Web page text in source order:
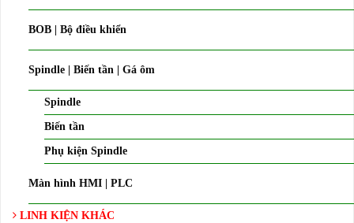
BOB | Bộ điều khiển
Spindle | Biến tần | Gá ôm
Spindle
Biến tần
Phụ kiện Spindle
Màn hình HMI | PLC
LINH KIỆN KHÁC